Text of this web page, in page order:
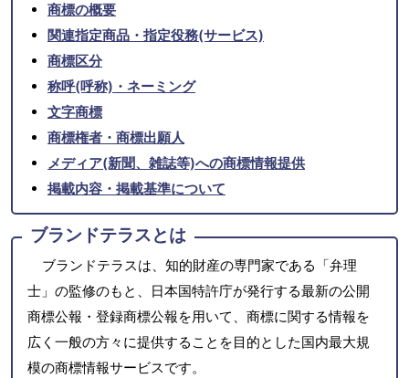
商標の概要
関連指定商品・指定役務(サービス)
商標区分
称呼(呼称)・ネーミング
文字商標
商標権者・商標出願人
メディア(新聞、雑誌等)への商標情報提供
掲載内容・掲載基準について
ブランドテラスとは
ブランドテラスは、知的財産の専門家である「弁理
士」の監修のもと、日本国特許庁が発行する最新の公開
商標公報・登録商標公報を用いて、商標に関する情報を
広く一般の方々に提供することを目的とした国内最大規
模の商標情報サービスです。